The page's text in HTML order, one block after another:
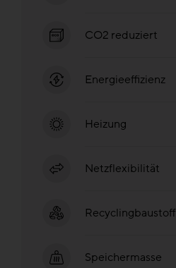
CO2 reduziert
Energieeffizienz
Heizung
Netzflexibilität
Recyclingbaustoff
Speichermasse